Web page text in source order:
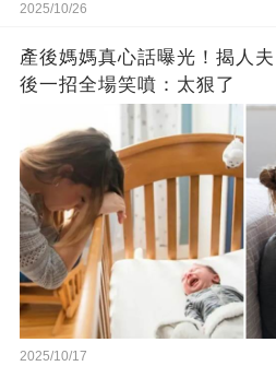
2025/10/26
產後媽媽真心話曝光！揭人
後一招全場笑噴：太狠了
2025/10/17